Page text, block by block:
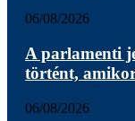
06/08/2026
A parlamenti
történt,
06/08/2026